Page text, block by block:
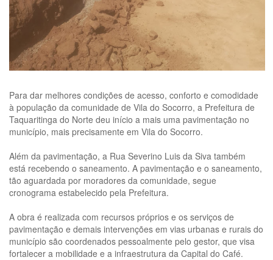
Para dar melhores condições de acesso, conforto e comodidade
à população da comunidade de Vila do Socorro, a Prefeitura de
Taquaritinga do Norte deu início a mais uma pavimentação no
município, mais precisamente em Vila do Socorro.
Além da pavimentação, a Rua Severino Luis da Siva também
está recebendo o saneamento. A pavimentação e o saneamento,
tão aguardada por moradores da comunidade, segue
cronograma estabelecido pela Prefeitura.
A obra é realizada com recursos próprios e os serviços de
pavimentação e demais intervenções em vias urbanas e rurais do
município são coordenados pessoalmente pelo gestor, que visa
fortalecer a mobilidade e a infraestrutura da Capital do Café.